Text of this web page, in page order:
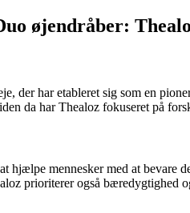
øjendråber:
der har etableret sig som en
da har Thealoz fokuseret på
hjælpe mennesker med at
prioriterer også bæredygtighed